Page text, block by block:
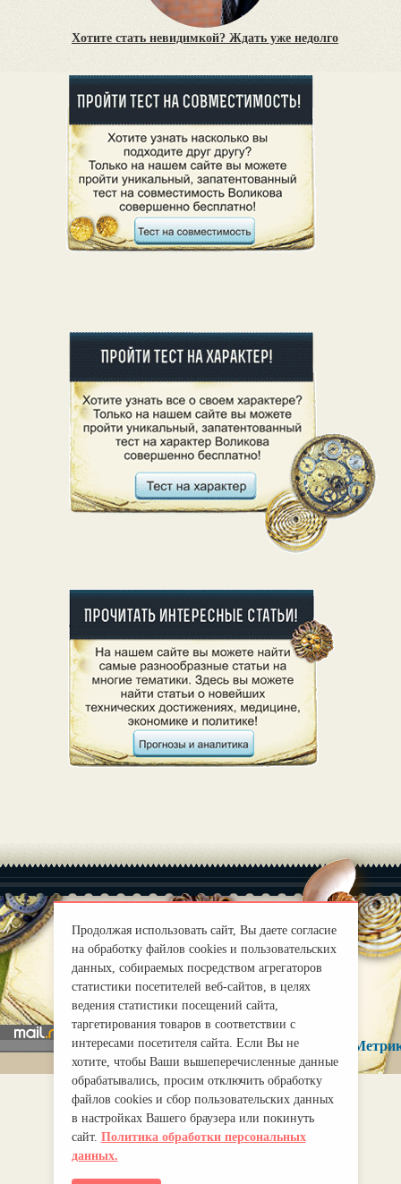
Хотите стать невидимкой? Ждать уже недолго
О нас
Правила
mirprognoz@mail.ru
Продолжая использовать сайт, Вы даете согласие
на обработку файлов cookies и пользовательских
данных, собираемых посредством агрегаторов
статистики посетителей веб-сайтов, в целях
ведения статистики посещений сайта,
таргетирования товаров в соответствии с
интересами посетителя сайта. Если Вы не
хотите, чтобы Ваши вышеперечисленные данные
обрабатывались, просим отключить обработку
файлов cookies и сбор пользовательских данных
в настройках Вашего браузера или покинуть
сайт. Политика обработки персональных
данных.